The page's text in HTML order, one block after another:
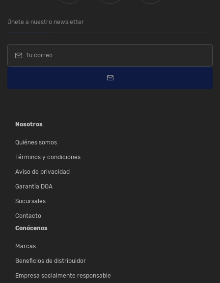
Únete a nuestro newsletter
Nosotros
Quiénes somos
Términos y condiciones
Aviso de privacidad
Garantía DOA
Sucursales
Contacto
Conócenos
Marcas
Beneficios de distribuidor
Empresa socialmente responsable